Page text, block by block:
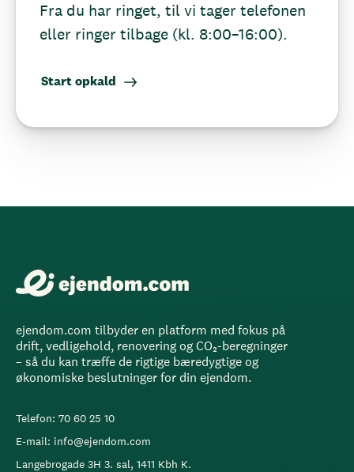
Fra du har ringet, til vi tager telefonen
eller ringer tilbage (kl. 8:00–16:00).
Start opkald
ejendom.com tilbyder en platform med fokus på
drift, vedligehold, renovering og CO₂-beregninger
– så du kan træffe de rigtige bæredygtige og
økonomiske beslutninger for din ejendom.
Telefon: 70 60 25 10
E-mail: info@ejendom.com
Langebrogade 3H 3. sal, 1411 Kbh K.